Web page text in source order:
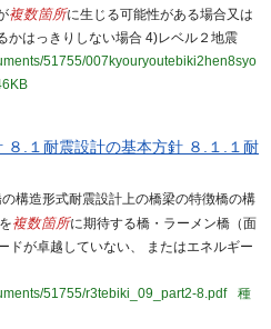
複数箇所に生じる可能性がある場合又は
かはっきりしない場合 4)レベル２地震
51755/007kyouryoutebiki2hen8syo
８.１耐震設計の基本方針 ８.１.１耐
構造形式耐震設計上の橋梁の特徴橋の構
複数箇所に期待する橋・ラーメン橋（面
が卓越していない、 またはエネルギー
51755/r3tebiki_09_part2-8.pdf
種